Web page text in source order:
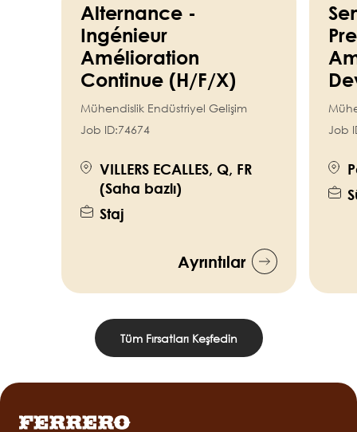
Alternance -
Ingénieur
Amélioration
Continue (H/F/X)
Mühendislik Endüstriyel Gelişim
Job ID:74674
VILLERS ECALLES, Q, FR
(Saha bazlı)
Staj
Ayrıntılar
Job
Tüm Fırsatları Keşfedin